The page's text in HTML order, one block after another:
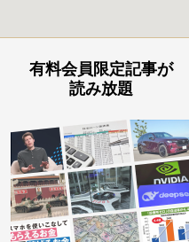
有料会員限定記事が
読み放題